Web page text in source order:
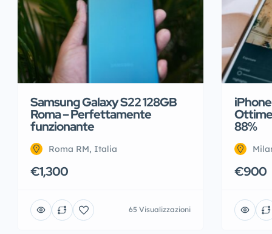
Samsung Galaxy S22 128GB
Roma – Perfettamente
funzionante
Roma RM, Italia
€1,300
65 Visualizzazioni
88%
€900